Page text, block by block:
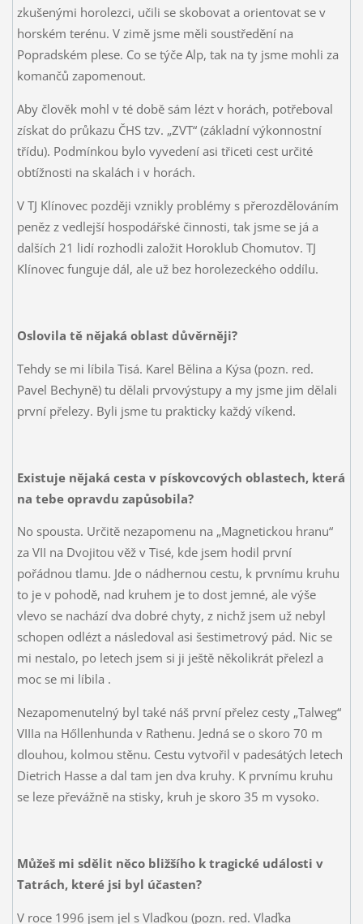
zkušenými horolezci, učili se skobovat a orientovat se v
horském terénu. V zimě jsme měli soustředění na
Popradském plese. Co se týče Alp, tak na ty jsme mohli za
komančů zapomenout.
Aby člověk mohl v té době sám lézt v horách, potřeboval
získat do průkazu ČHS tzv. „ZVT“ (základní výkonnostní
třídu). Podmínkou bylo vyvedení asi třiceti cest určité
obtížnosti na skalách i v horách.
V TJ Klínovec později vznikly problémy s přerozdělováním
peněz z vedlejší hospodářské činnosti, tak jsme se já a
dalších 21 lidí rozhodli založit Horoklub Chomutov. TJ
Klínovec funguje dál, ale už bez horolezeckého oddílu.
Oslovila tě nějaká oblast důvěrněji?
Tehdy se mi líbila Tisá. Karel Bělina a Kýsa (pozn. red.
Pavel Bechyně) tu dělali prvovýstupy a my jsme jim dělali
první přelezy. Byli jsme tu prakticky každý víkend.
Existuje nějaká cesta v pískovcových oblastech, která
na tebe opravdu zapůsobila?
No spousta. Určitě nezapomenu na „Magnetickou hranu“
za VII na Dvojitou věž v Tisé, kde jsem hodil první
pořádnou tlamu. Jde o nádhernou cestu, k prvnímu kruhu
to je v pohodě, nad kruhem je to dost jemné, ale výše
vlevo se nachází dva dobré chyty, z nichž jsem už nebyl
schopen odlézt a následoval asi šestimetrový pád. Nic se
mi nestalo, po letech jsem si ji ještě několikrát přelezl a
moc se mi líbila .
Nezapomenutelný byl také náš první přelez cesty „Talweg“
VIIIa na Hőllenhunda v Rathenu. Jedná se o skoro 70 m
dlouhou, kolmou stěnu. Cestu vytvořil v padesátých letech
Dietrich Hasse a dal tam jen dva kruhy. K prvnímu kruhu
se leze převážně na stisky, kruh je skoro 35 m vysoko.
Můžeš mi sdělit něco bližšího k tragické události v
Tatrách, které jsi byl účasten?
V roce 1996 jsem jel s Vlaďkou (pozn. red. Vlaďka